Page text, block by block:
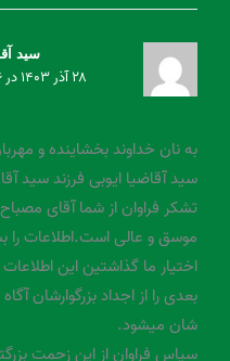
سید
۲۸ آذر ۱۴۰۳ در ۱۲:۰۶ ق.ظ
به نان خداوند بخشاینده و
سید آقاضیا ایوبی فرزند سید
تشکر فراوان از شما آقای
موسق و عالی است.اطلاعات را
اختیار ما گذاشتین این
بعدی را از اجداد بزرگوارشان
شان میشود.
سپاس فراوان از این زحمت